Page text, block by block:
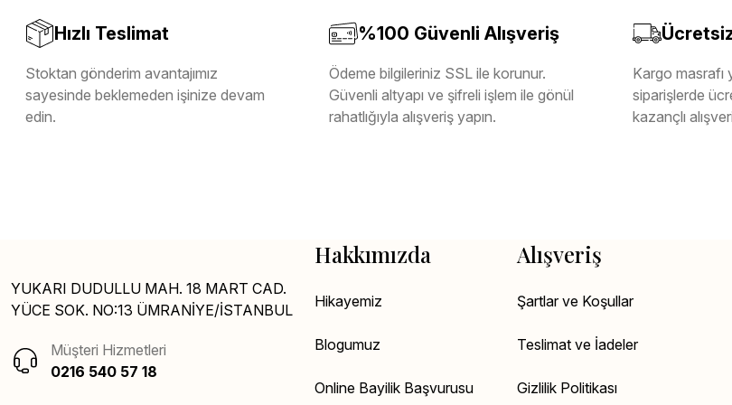
Hızlı Teslimat
Stoktan gönderim avantajımız
sayesinde beklemeden işinize devam
edin.
%100 Güvenli Alışveriş
Ödeme bilgileriniz SSL ile korunur.
Güvenli altyapı ve şifreli işlem ile gönül
rahatlığıyla alışveriş yapın.
Kargo masrafı
siparişlerde
kazançlı
YUKARI DUDULLU MAH. 18 MART CAD.
YÜCE SOK. NO:13 ÜMRANİYE/İSTANBUL
Müşteri Hizmetleri
0216 540 57 18
Hakkımızda
Hikayemiz
Blogumuz
Online Bayilik Başvurusu
Alışveriş
Şartlar ve Koşullar
Teslimat ve İadeler
Gizlilik Politikası